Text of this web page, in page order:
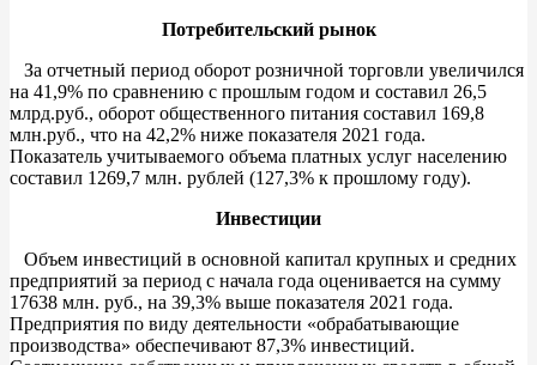
Потребительский рынок
За отчетный период оборот розничной торговли увеличился
на 41,9% по сравнению с прошлым годом и составил 26,5
млрд.руб., оборот общественного питания составил 169,8
млн.руб., что на 42,2% ниже показателя 2021 года.
Показатель учитываемого объема платных услуг населению
составил 1269,7 млн. рублей (127,3% к прошлому году).
Инвестиции
Объем инвестиций в основной капитал крупных и средних
предприятий за период с начала года оценивается на сумму
17638 млн. руб., на 39,3% выше показателя 2021 года.
Предприятия по виду деятельности «обрабатывающие
производства» обеспечивают 87,3% инвестиций.